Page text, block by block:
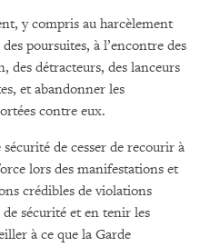
y compris au harcèlement
poursuites, à l’encontre des
des détracteurs, des lanceurs
et abandonner les
contre eux.
de cesser de recourir à
lors des manifestations et
crédibles de violations
sécurité et en tenir les
à ce que la Garde